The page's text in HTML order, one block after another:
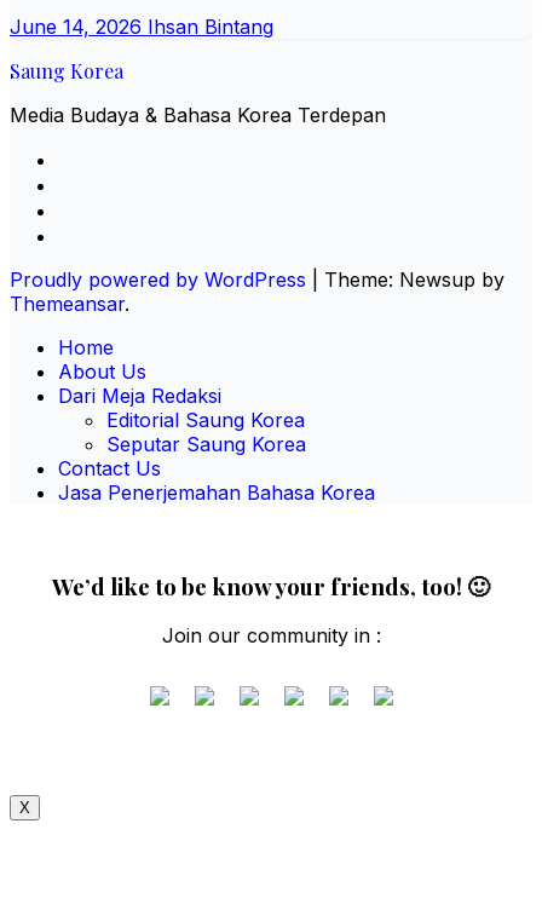
June 14, 2026 Ihsan Bintang
Saung Korea
Media Budaya & Bahasa Korea Terdepan
Proudly powered by WordPress
Theme: Newsup by
Themeansar.
Home
About Us
Dari Meja Redaksi
Editorial Saung Korea
Seputar Saung Korea
Contact Us
Jasa Penerjemahan Bahasa Korea
We’d like to be know your friends, too! 🙂
Join our community in :
X